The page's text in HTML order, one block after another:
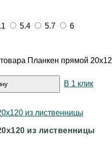
5.4 5.7
6
Планкен прямой
В 1 клик
из лиственницы